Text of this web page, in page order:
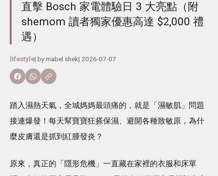
直擊 Bosch 家電體驗日 3 大亮點（附
shemom 讀者獨家優惠高達 $2,000 禮
遇）
lifestyle| bymabel shek| 2026-07-07
踏入濕熱天氣，全城媽媽最頭痛的，就是「濕敏肌」問題
接連爆發！每天幫寶寶狂搽保濕、避開各種致敏原，為什
麼皮膚還是抓到紅腫發炎？
原來，真正的「隱形危機」一直藏在家裡的衣服和床單